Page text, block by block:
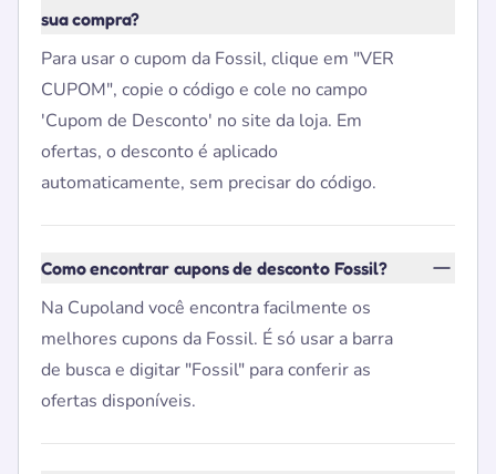
sua compra?
Para usar o cupom da Fossil, clique em "VER
CUPOM", copie o código e cole no campo
'Cupom de Desconto' no site da loja. Em
ofertas, o desconto é aplicado
automaticamente, sem precisar do código.
Como encontrar cupons de desconto Fossil?
Na Cupoland você encontra facilmente os
melhores cupons da Fossil. É só usar a barra
de busca e digitar "Fossil" para conferir as
ofertas disponíveis.